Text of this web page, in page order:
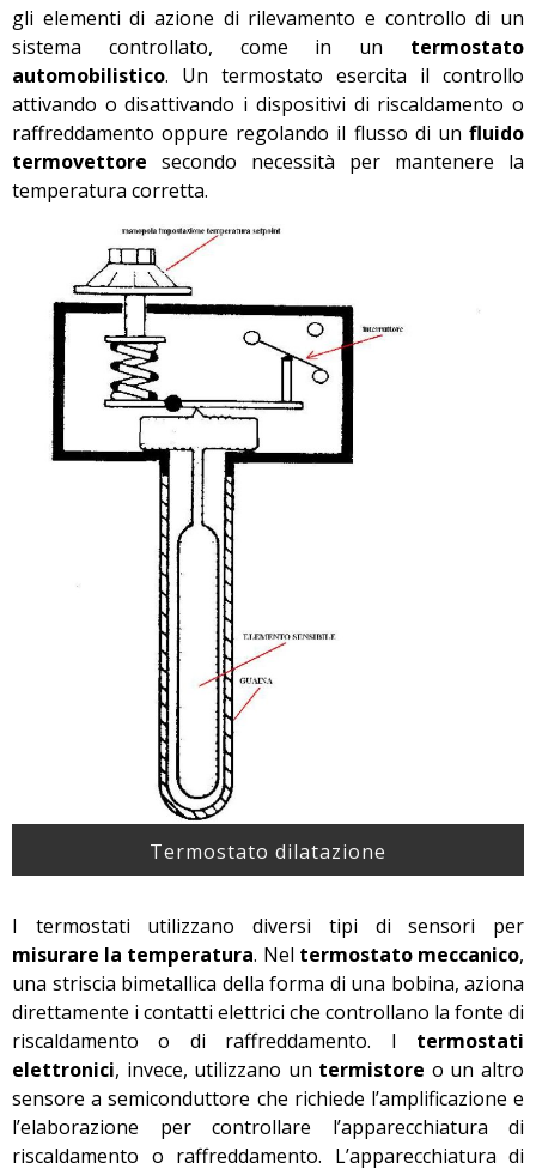
gli elementi di azione di rilevamento e controllo di un
sistema controllato, come in un termostato
automobilistico. Un termostato esercita il controllo
attivando o disattivando i dispositivi di riscaldamento o
raffreddamento oppure regolando il flusso di un fluido
termovettore secondo necessità per mantenere la
temperatura corretta.
Termostato dilatazione
I termostati utilizzano diversi tipi di sensori per
misurare la temperatura. Nel termostato meccanico,
una striscia bimetallica della forma di una bobina, aziona
direttamente i contatti elettrici che controllano la fonte di
riscaldamento o di raffreddamento. I termostati
elettronici, invece, utilizzano un termistore o un altro
sensore a semiconduttore che richiede l’amplificazione e
l’elaborazione per controllare l’apparecchiatura di
riscaldamento o raffreddamento. L’apparecchiatura di